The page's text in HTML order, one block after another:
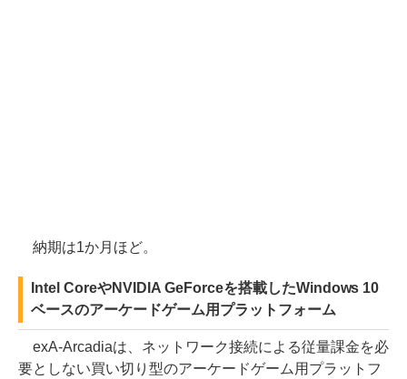
納期は1か月ほど。
Intel CoreやNVIDIA GeForceを搭載したWindows 10
ベースのアーケードゲーム用プラットフォーム
exA-Arcadiaは、ネットワーク接続による従量課金を必
要としない買い切り型のアーケードゲーム用プラットフ